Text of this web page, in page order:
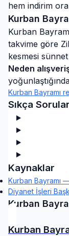
hem indirim
Kurban
Kurban
takvime göre
kesmesi
Neden
Kurban Bayramı
Sıkça
Kaynaklar
Kurban Bayramı
Diyanet İşleri
Kurban
Kurban